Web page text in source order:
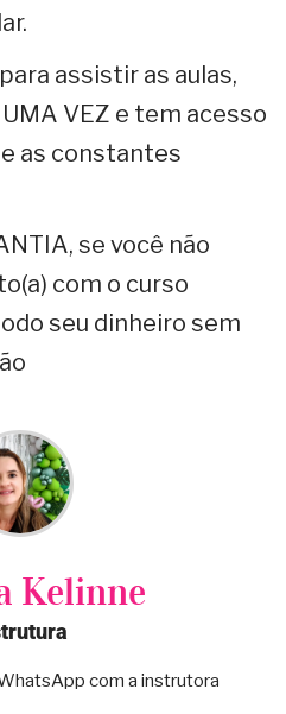
assistir as aulas,
UMA VEZ e tem acesso
as constantes
se você não
com o curso
seu dinheiro sem
Kelinne
com a instrutora